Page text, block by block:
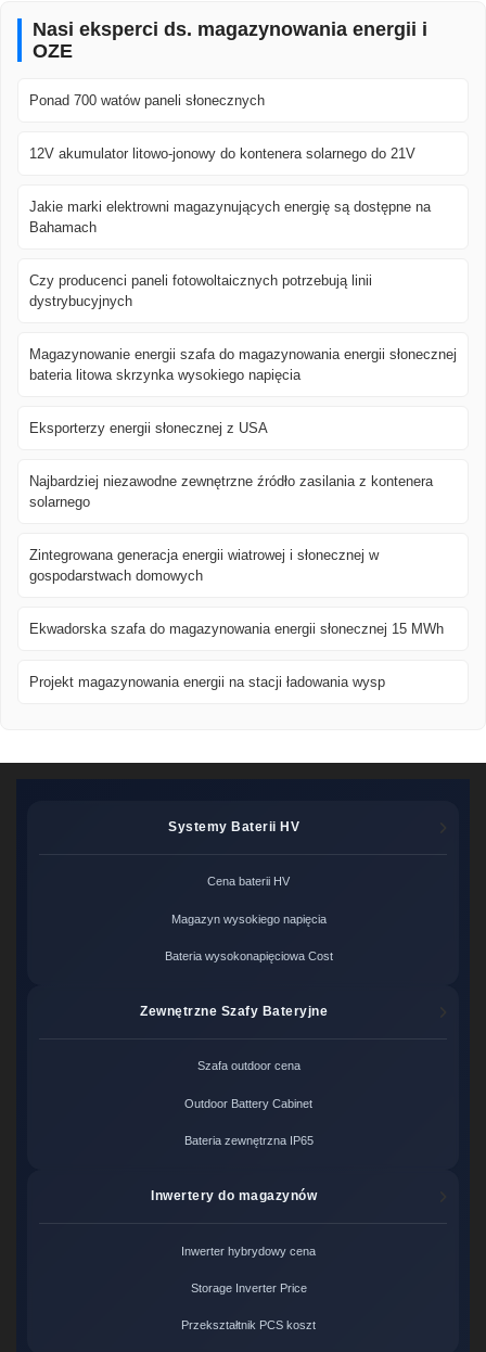
Nasi eksperci ds. magazynowania energii i
OZE
Ponad 700 watów paneli słonecznych
12V akumulator litowo-jonowy do kontenera solarnego do 21V
Jakie marki elektrowni magazynujących energię są dostępne na
Bahamach
Czy producenci paneli fotowoltaicznych potrzebują linii
dystrybucyjnych
Magazynowanie energii szafa do magazynowania energii słonecznej
bateria litowa skrzynka wysokiego napięcia
Eksporterzy energii słonecznej z USA
Najbardziej niezawodne zewnętrzne źródło zasilania z kontenera
solarnego
Zintegrowana generacja energii wiatrowej i słonecznej w
gospodarstwach domowych
Ekwadorska szafa do magazynowania energii słonecznej 15 MWh
Projekt magazynowania energii na stacji ładowania wysp
Systemy Baterii HV
Cena baterii HV
Magazyn wysokiego napięcia
Bateria wysokonapięciowa Cost
Zewnętrzne Szafy Bateryjne
Szafa outdoor cena
Outdoor Battery Cabinet
Bateria zewnętrzna IP65
Inwertery do magazynów
Inwerter hybrydowy cena
Storage Inverter Price
Przekształtnik PCS koszt